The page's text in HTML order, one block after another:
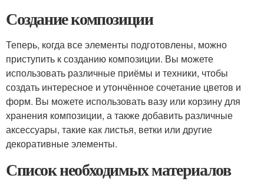
Создание композиции
Теперь, когда все элементы подготовлены, можно
приступить к созданию композиции. Вы можете
использовать различные приёмы и техники, чтобы
создать интересное и утончённое сочетание цветов и
форм. Вы можете использовать вазу или корзину для
хранения композиции, а также добавить различные
аксессуары, такие как листья, ветки или другие
декоративные элементы.
Список необходимых материалов